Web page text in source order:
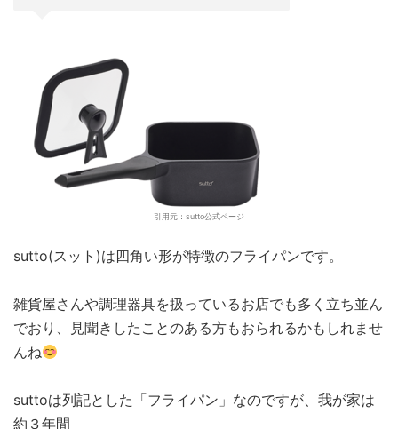
引用元：sutto公式ページ
sutto(スット)は四角い形が特徴のフライパンです。
雑貨屋さんや調理器具を扱っているお店でも多く立ち並ん
でおり、見聞きしたことのある方もおられるかもしれませ
んね
suttoは列記とした「フライパン」なのですが、我が家は
約３年間